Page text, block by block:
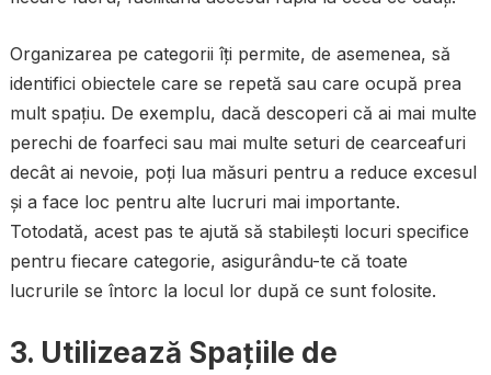
Organizarea pe categorii îți permite, de asemenea, să
identifici obiectele care se repetă sau care ocupă prea
mult spațiu. De exemplu, dacă descoperi că ai mai multe
perechi de foarfeci sau mai multe seturi de cearceafuri
decât ai nevoie, poți lua măsuri pentru a reduce excesul
și a face loc pentru alte lucruri mai importante.
Totodată, acest pas te ajută să stabilești locuri specifice
pentru fiecare categorie, asigurându-te că toate
lucrurile se întorc la locul lor după ce sunt folosite.
3. Utilizează Spațiile de